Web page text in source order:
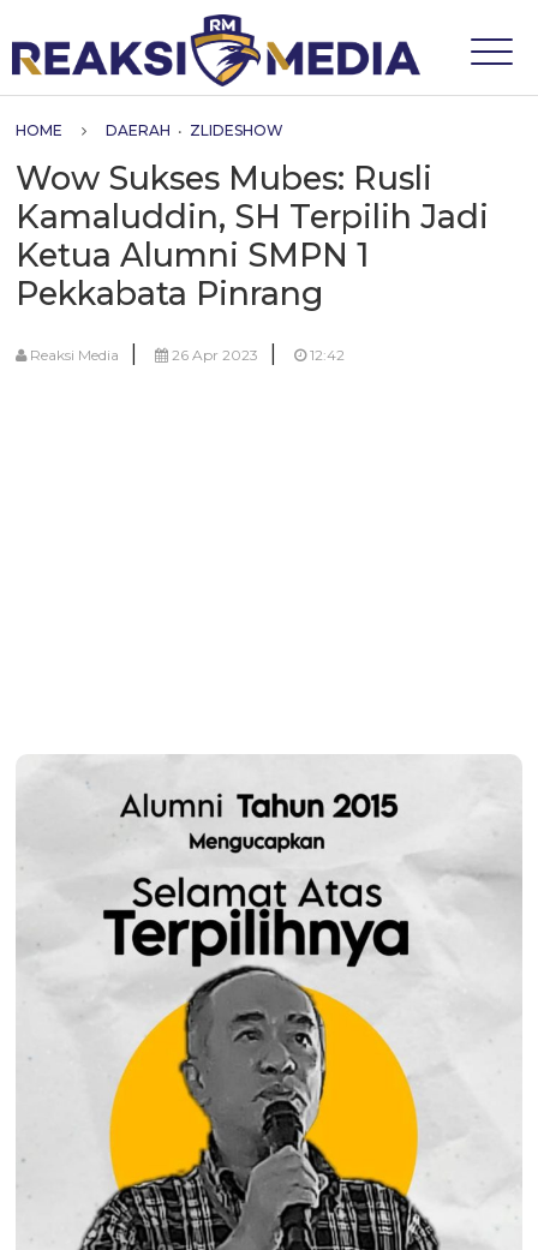
HOME DAERAH • ZLIDESHOW
Wow Sukses Mubes: Rusli
Kamaluddin, SH Terpilih Jadi
Ketua Alumni SMPN 1
Pekkabata Pinrang
Reaksi Media | 26 Apr 2023 | 12:42